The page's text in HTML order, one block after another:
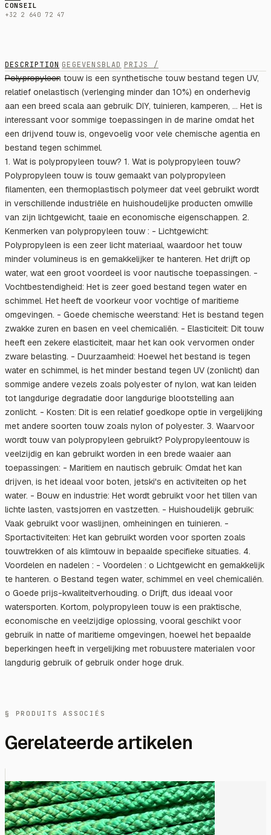
CONSEIL
+32 2 640 72 47
DESCRIPTION GEGEVENSBLAD PRIJS /
Polypropyleen touw is een synthetische touw bestand tegen UV,
relatief onelastisch (verlenging minder dan 10%) en onderhevig
aan een breed scala aan gebruik: DIY, tuinieren, kamperen, ... Het is
interessant voor sommige toepassingen in de marine omdat het
een drijvend touw is, ongevoelig voor vele chemische agentia en
bestand tegen schimmel.
1. Wat is polypropyleen touw? 1. Wat is polypropyleen touw?
Polypropyleen touw is touw gemaakt van polypropyleen
filamenten, een thermoplastisch polymeer dat veel gebruikt wordt
in verschillende industriële en huishoudelijke producten omwille
van zijn lichtgewicht, taaie en economische eigenschappen. 2.
Kenmerken van polypropyleen touw : - Lichtgewicht:
Polypropyleen is een zeer licht materiaal, waardoor het touw
minder volumineus is en gemakkelijker te hanteren. Het drijft op
water, wat een groot voordeel is voor nautische toepassingen. -
Vochtbestendigheid: Het is zeer goed bestand tegen water en
schimmel. Het heeft de voorkeur voor vochtige of maritieme
omgevingen. - Goede chemische weerstand: Het is bestand tegen
zwakke zuren en basen en veel chemicaliën. - Elasticiteit: Dit touw
heeft een zekere elasticiteit, maar het kan ook vervormen onder
zware belasting. - Duurzaamheid: Hoewel het bestand is tegen
water en schimmel, is het minder bestand tegen UV (zonlicht) dan
sommige andere vezels zoals polyester of nylon, wat kan leiden
tot langdurige degradatie door langdurige blootstelling aan
zonlicht. - Kosten: Dit is een relatief goedkope optie in vergelijking
met andere soorten touw zoals nylon of polyester. 3. Waarvoor
wordt touw van polypropyleen gebruikt? Polypropyleentouw is
veelzijdig en kan gebruikt worden in een brede waaier aan
toepassingen: - Maritiem en nautisch gebruik: Omdat het kan
drijven, is het ideaal voor boten, jetski's en activiteiten op het
water. - Bouw en industrie: Het wordt gebruikt voor het tillen van
lichte lasten, vastsjorren en vastzetten. - Huishoudelijk gebruik:
Vaak gebruikt voor waslijnen, omheiningen en tuinieren. -
Sportactiviteiten: Het kan gebruikt worden voor sporten zoals
touwtrekken of als klimtouw in bepaalde specifieke situaties. 4.
Voordelen en nadelen : - Voordelen : o Lichtgewicht en gemakkelijk
te hanteren. o Bestand tegen water, schimmel en veel chemicaliën.
o Goede prijs-kwaliteitverhouding. o Drijft, dus ideaal voor
watersporten. Kortom, polypropyleen touw is een praktische,
economische en veelzijdige oplossing, vooral geschikt voor
gebruik in natte of maritieme omgevingen, hoewel het bepaalde
beperkingen heeft in vergelijking met robuustere materialen voor
langdurig gebruik of gebruik onder hoge druk.
§ PRODUITS ASSOCIÉS
Gerelateerde artikelen